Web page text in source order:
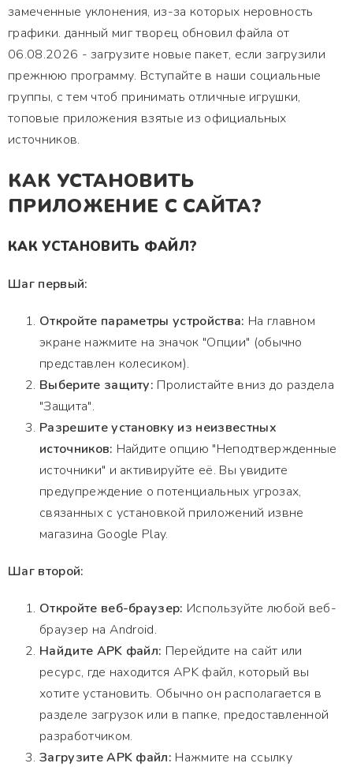
замеченные уклонения, из-за которых неровность
графики. данный миг творец обновил файла от
06.08.2026 - загрузите новые пакет, если загрузили
прежнюю программу. Вступайте в наши социальные
группы, с тем чтоб принимать отличные игрушки,
топовые приложения взятые из официальных
источников.
КАК УСТАНОВИТЬ
ПРИЛОЖЕНИЕ С САЙТА?
КАК УСТАНОВИТЬ ФАЙЛ?
Шаг первый:
Откройте параметры устройства: На главном
экране нажмите на значок "Опции" (обычно
представлен колесиком).
Выберите защиту: Пролистайте вниз до раздела
"Защита".
Разрешите установку из неизвестных
источников: Найдите опцию "Неподтвержденные
источники" и активируйте её. Вы увидите
предупреждение о потенциальных угрозах,
связанных с установкой приложений извне
магазина Google Play.
Шаг второй:
Откройте веб-браузер: Используйте любой веб-
браузер на Android.
Найдите APK файл: Перейдите на сайт или
ресурс, где находится APK файл, который вы
хотите установить. Обычно он располагается в
разделе загрузок или в папке, предоставленной
разработчиком.
Загрузите APK файл: Нажмите на ссылку